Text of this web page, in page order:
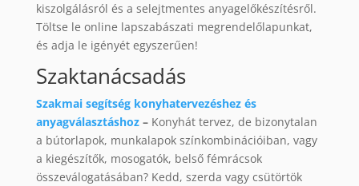
kiszolgálásról és a selejtmentes anyagelőkészítésről.
Töltse le online lapszabászati megrendelőlapunkat,
és adja le igényét egyszerűen!
Szaktanácsadás
Szakmai segítség konyhatervezéshez és
anyagválasztáshoz– Konyhát tervez, de bizonytalan
a bútorlapok, munkalapok színkombinációiban, vagy
a kiegészítők, mosogatók, belső fémrácsok
összeválogatásában? Kedd, szerda vagy csütörtök